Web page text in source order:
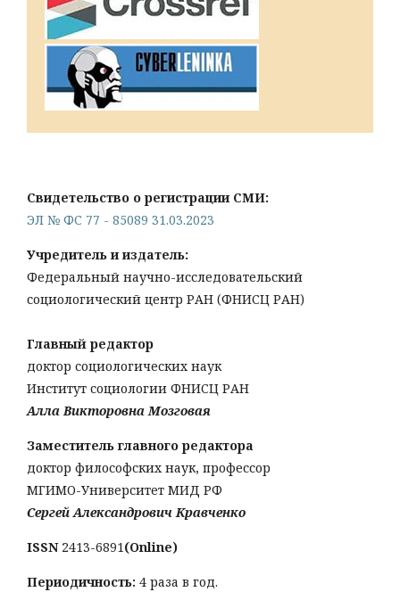
Свидетельство о регистрации СМИ:
ЭЛ № ФС 77 - 85089 31.03.2023
Учредитель и издатель:
Федеральный научно-исследовательский
социологический центр РАН (ФНИСЦ РАН)
Главный редактор
доктор социологических наук
Институт социологии ФНИСЦ РАН
Алла Викторовна Мозговая
Заместитель главного редактора
доктор философских наук, профессор
МГИМО-Университет МИД РФ
Сергей Александрович Кравченко
ISSN 2413-6891(Online)
Периодичность: 4 раза в год.